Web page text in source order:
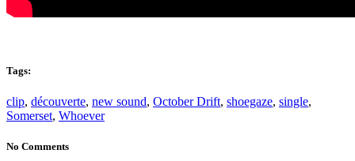
Tags:
clip, découverte, new sound, October Drift, shoegaze, single,
Somerset, Whoever
No Comments